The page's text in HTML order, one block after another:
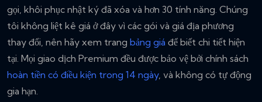
gọi, khôi phục nhật ký đã xóa và hơn 30 tính năng. Chúng
tôi không liệt kê giá ở đây vì các gói và giá địa phương
thay đổi, nên hãy xem trang bảng giá để biết chi tiết hiện
tại. Mọi giao dịch Premium đều được bảo vệ bởi chính sách
hoàn tiền có điều kiện trong 14 ngày, và không có tự động
gia hạn.